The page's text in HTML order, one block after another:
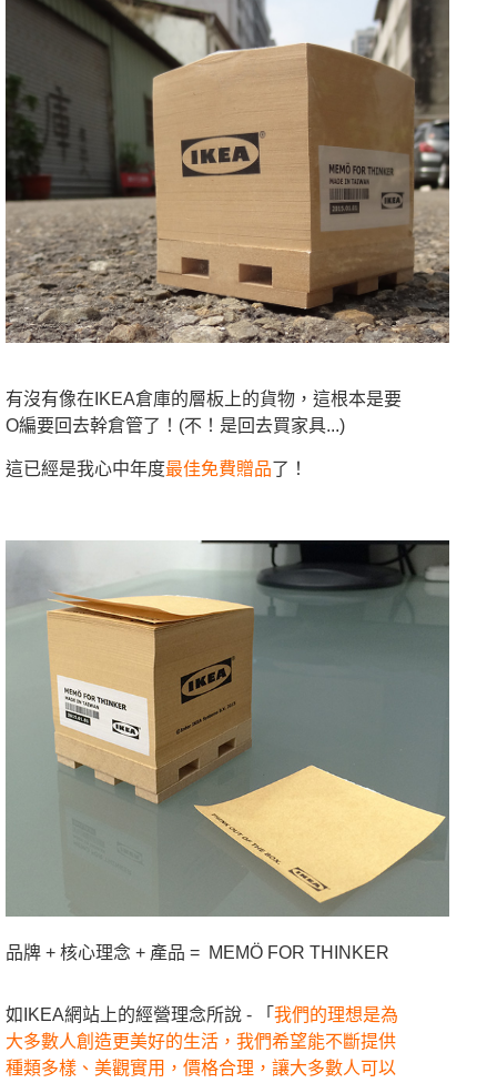
有沒有像在IKEA倉庫的層板上的貨物，這根本是要
O編要回去幹倉管了！(不！是回去買家具...)
這已經是我心中年度最佳免費贈品了！
品牌 + 核心理念 + 產品 = MEMÖ FOR THINKER
如IKEA網站上的經營理念所說 - 「 我們的理想是為
大多數人創造更美好的生活，我們希望能不斷提供
種類多樣、美觀實用，價格合理，讓大多數人可以